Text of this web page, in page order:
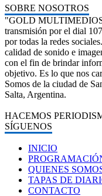
SOBRE NOSOTROS
"GOLD MULTIMEDIOS
transmisión por el dial
por todas la redes
calidad de sonido e
con el fin de brindar
objetivo. Es lo que nos
Somos de la ciudad de
Salta, Argentina.
HACEMOS
SÍGUENOS
INICIO
QUIENES
TAPAS DE
CONTACTO